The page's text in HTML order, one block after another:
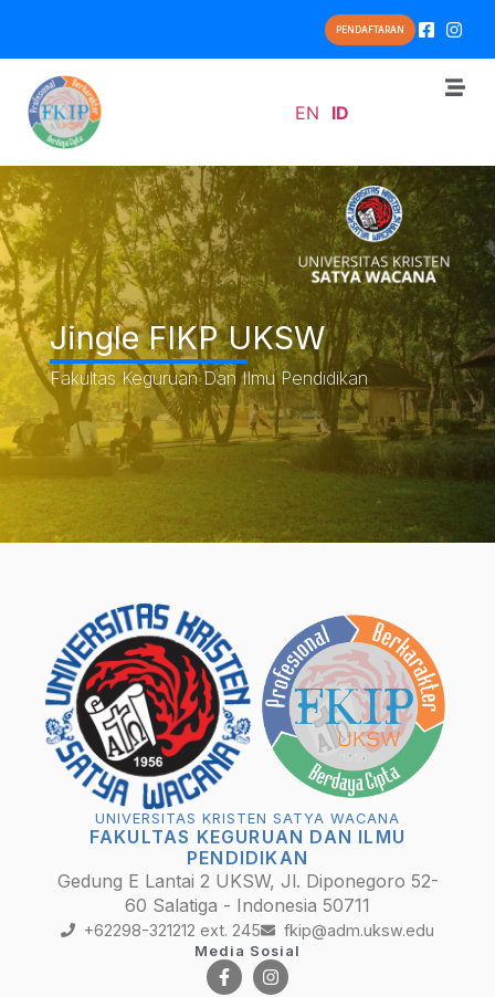
PENDAFTARAN
EN ID
Jingle FIKP UKSW
Fakultas Keguruan Dan Ilmu Pendidikan
UNIVERSITAS KRISTEN SATYA WACANA
FAKULTAS KEGURUAN DAN ILMU
PENDIDIKAN
Gedung E Lantai 2 UKSW, Jl. Diponegoro 52-
60 Salatiga - Indonesia 50711
+62298-321212 ext. 245 fkip@adm.uksw.edu
Media Sosial